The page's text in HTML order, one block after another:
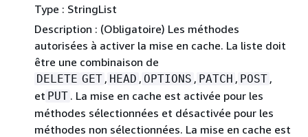
Type : StringList
Description : (Obligatoire) Les méthodes
autorisées à activer la mise en cache. La liste doit
être une combinaison de
DELETE GET , HEAD , OPTIONS , PATCH , POST ,
et PUT . La mise en cache est activée pour les
méthodes sélectionnées et désactivée pour les
méthodes non sélectionnées. La mise en cache est